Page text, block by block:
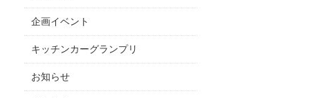
企画イベント
キッチンカーグランプリ
お知らせ